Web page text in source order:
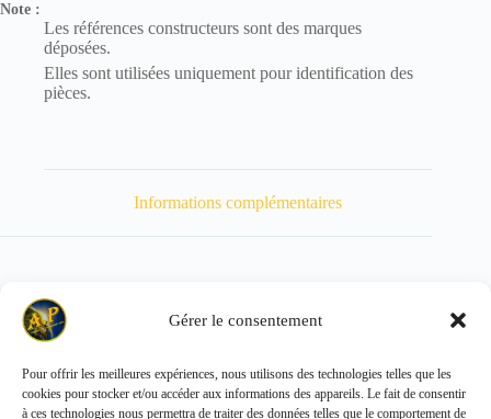
Gérer le consentement
Pour offrir les meilleures expériences, nous utilisons des technologies telles que les
cookies pour stocker et/ou accéder aux informations des appareils. Le fait de consentir
à ces technologies nous permettra de traiter des données telles que le comportement de
Note :
Les références constructeurs sont des marques
déposées.
Elles sont utilisées uniquement pour identification des
pièces.
Informations complémentaires
Poids 1900 kg
Copyright © 2026 - ALL PARTS FRANCE SAS